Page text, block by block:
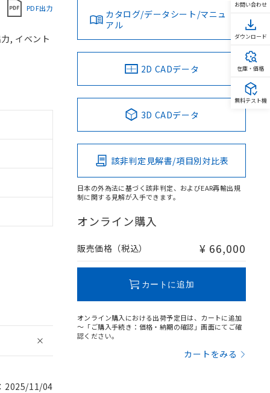
PDF出力
, イベント
2025/11/04
カタログ/データシート/マニュ
アル
2D CADデータ
3D CADデータ
該非判定見解書/項目別対比表
日本の外為法に基づく該非判定、およびEAR再輸出規
制に関する見解が入手できます。
オンライン購入
販売価格（税込） ¥ 66,000
カートに追加
オンライン購入における出荷予定日は、カートに追加
～「ご購入手続き：価格・納期の確認」画面にてご確
認ください。
カートをみる
お問い合わせ
ダウンロード
在庫・価格
無料テスト機